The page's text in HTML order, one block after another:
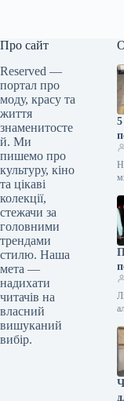
Про сайт
Reserved —
портал про
моду, красу та
життя
знаменитосте
й. Ми
пишемо про
культуру, кіно
та цікаві
колекції,
стежачи за
головними
трендами
стилю. Наша
мета —
надихати
читачів на
власний
вишуканий
вибір.